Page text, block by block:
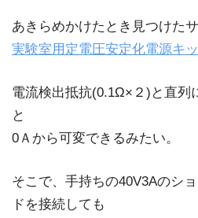
あきらめかけたとき見つけた
実験室用定電圧安定化電源キ
電流検出抵抗(0.1Ω×２)と直列
と
0Ａから可変できるみたい。
そこで、手持ちの40V3Aのシ
ドを接続しても